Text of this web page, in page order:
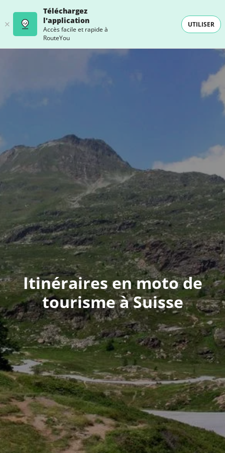
Téléchargez
l'application
Accès facile et rapide à
RouteYou
UTILISER
Itinéraires en moto de
tourisme à Suisse